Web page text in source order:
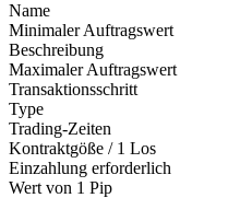
Name
Minimaler Auftragswert
Beschreibung
Maximaler Auftragswert
Transaktionsschritt
Type
Trading-Zeiten
Kontraktgöße / 1 Los
Einzahlung erforderlich
Wert von 1 Pip